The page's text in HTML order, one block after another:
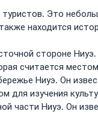
Это
находится
стороне
считается
Ниуэ. Он
для изучения
части Ниуэ. Он